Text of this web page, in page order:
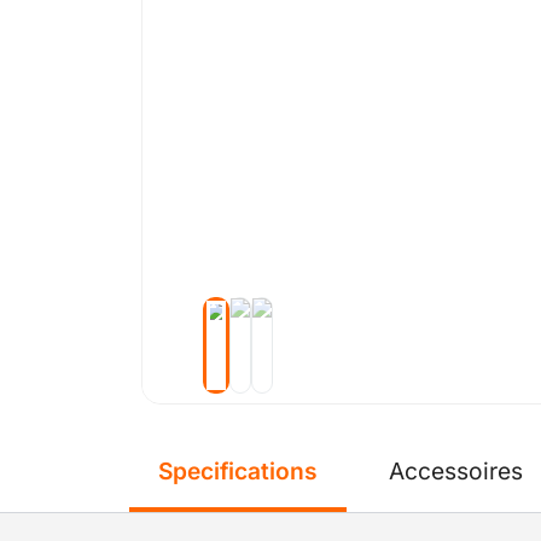
Specifications Accessoires